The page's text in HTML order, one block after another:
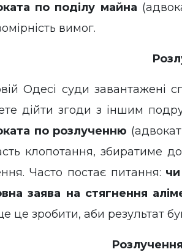
по поділу майна
вимог.
Одесі суди завантажені
дійти згоди з іншим
по розлученню
клопотання, збиратиме
Часто постає питання:
заява на стягнення
це зробити, аби результат